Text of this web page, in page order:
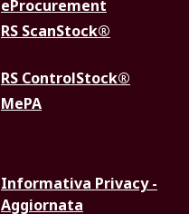
eProcurement
RS ScanStock®
RS ControlStock®
MePA
Informativa Privacy -
Aggiornata